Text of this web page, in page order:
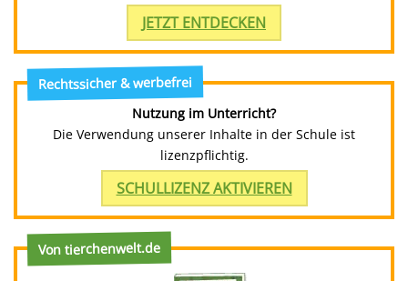
JETZT ENTDECKEN
Rechtssicher & werbefrei
Nutzung im Unterricht?
Die Verwendung unserer Inhalte in der Schule ist
lizenzpflichtig.
SCHULLIZENZ AKTIVIEREN
Von tierchenwelt.de